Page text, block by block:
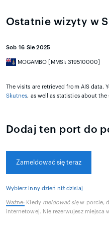
Ostatnie wizyty w
Sob 16 Sie 2025
MOGAMBO [MMSI: 319510000]
The visits are retrieved from AIS data.
Skutnes, as well as statistics about
Dodaj ten port do
Zameldować się teraz
Wybierz inny dzień niż dzisiaj
Ważne: Kiedy meldować sięw porcie,
internetowej. Nie rezerwujesz miejsca